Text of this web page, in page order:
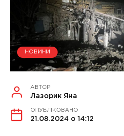
НОВИНИ
АВТОР
Лазорик Яна
ОПУБЛІКОВАНО
21.08.2024 о 14:12